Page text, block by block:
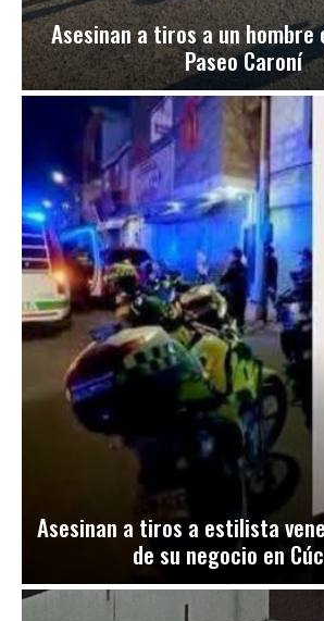
Asesinan a tiros a un hombre
Paseo Caroní
Asesinan a tiros a estilista
de su negocio en